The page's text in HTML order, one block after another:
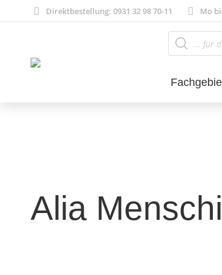
Direktbestellung: 0931 32 98 70-11 Mo
Products
search
Alia